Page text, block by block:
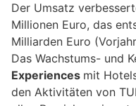
Der Umsatz
Millionen Euro, das
Milliarden Euro
Das Wachstums- und
Experiences mit
den Aktivitäten von